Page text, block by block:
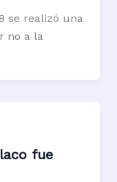
se realizó una
no a la
fue